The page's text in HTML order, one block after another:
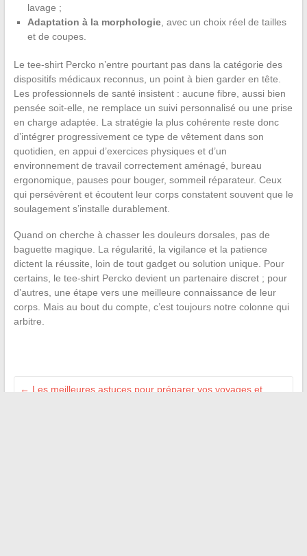
lavage ;
Adaptation à la morphologie, avec un choix réel de tailles
et de coupes.
Le tee-shirt Percko n’entre pourtant pas dans la catégorie des
dispositifs médicaux reconnus, un point à bien garder en tête.
Les professionnels de santé insistent : aucune fibre, aussi bien
pensée soit-elle, ne remplace un suivi personnalisé ou une prise
en charge adaptée. La stratégie la plus cohérente reste donc
d’intégrer progressivement ce type de vêtement dans son
quotidien, en appui d’exercices physiques et d’un
environnement de travail correctement aménagé, bureau
ergonomique, pauses pour bouger, sommeil réparateur. Ceux
qui persévèrent et écoutent leur corps constatent souvent que le
soulagement s’installe durablement.
Quand on cherche à chasser les douleurs dorsales, pas de
baguette magique. La régularité, la vigilance et la patience
dictent la réussite, loin de tout gadget ou solution unique. Pour
certains, le tee-shirt Percko devient un partenaire discret ; pour
d’autres, une étape vers une meilleure connaissance de leur
corps. Mais au bout du compte, c’est toujours notre colonne qui
arbitre.
← Les meilleures astuces pour préparer vos voyages et